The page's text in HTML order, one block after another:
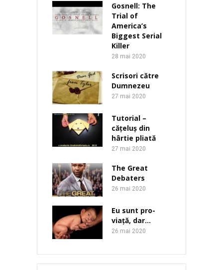
Gosnell: The
Trial of
America’s
Biggest Serial
Killer
28 mai 2020
Scrisori către
Dumnezeu
27 mai 2020
Tutorial –
cățeluș din
hârtie pliată
27 mai 2020
The Great
Debaters
26 mai 2020
Eu sunt pro-
viață, dar…
26 mai 2020